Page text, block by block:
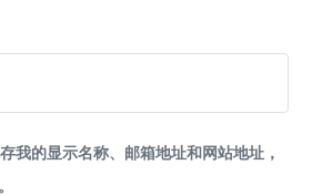
我的显示名称、邮箱地址和网站地址，